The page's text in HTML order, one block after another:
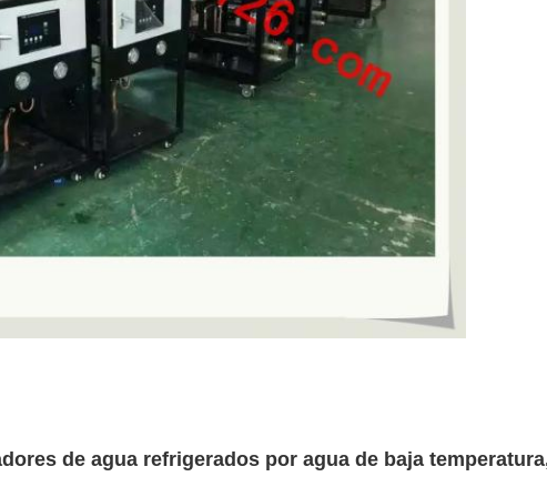
de agua refrigerados por agua de baja